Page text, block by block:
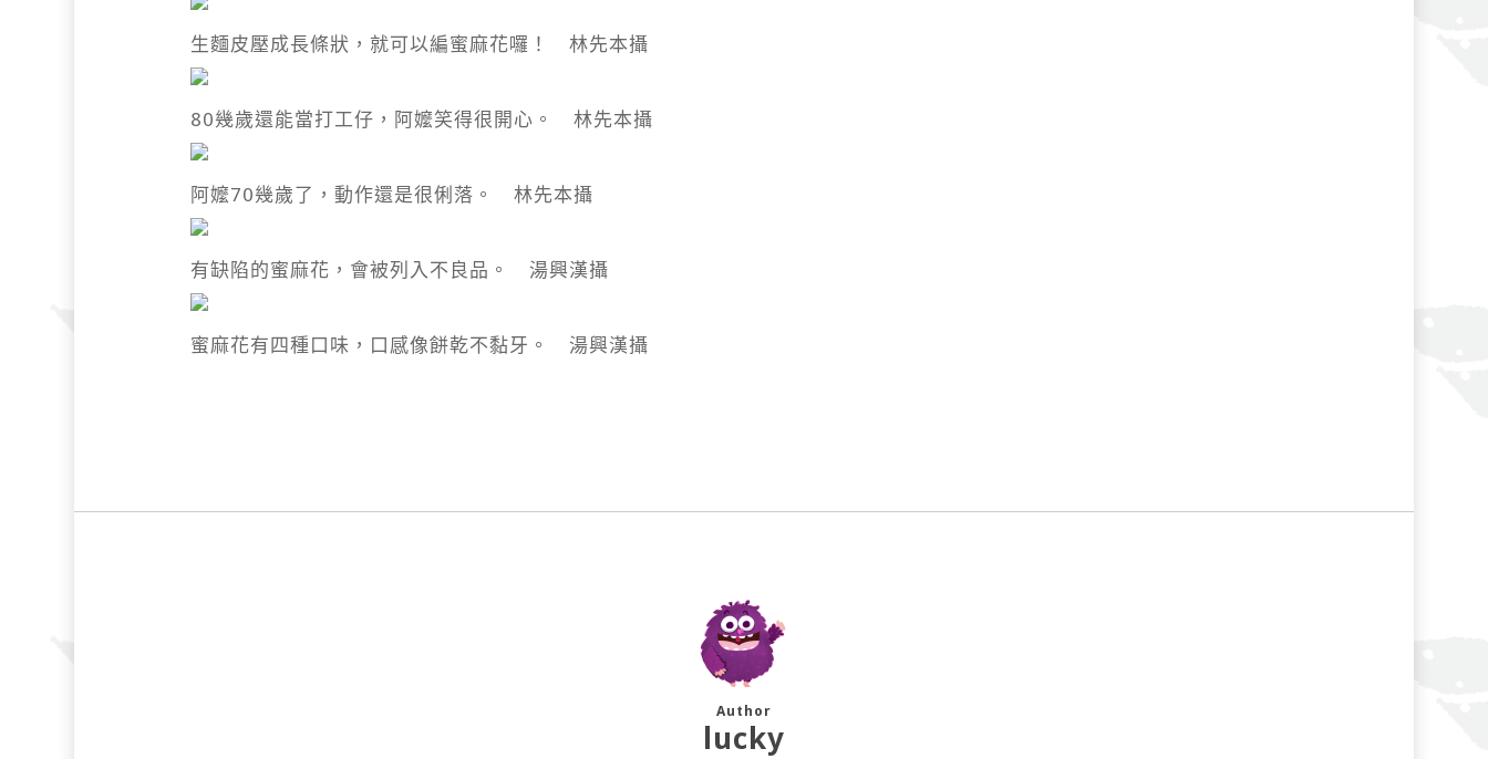
生麵皮壓成長條狀，就可以編蜜麻花囉！ 林先本攝
80幾歲還能當打工仔，阿嬤笑得很開心。 林先本攝
阿嬤70幾歲了，動作還是很俐落。 林先本攝
有缺陷的蜜麻花，會被列入不良品。 湯興漢攝
蜜麻花有四種口味，口感像餅乾不黏牙。 湯興漢攝
Author
lucky